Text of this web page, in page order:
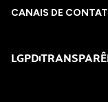
CANAIS DE
LGPD